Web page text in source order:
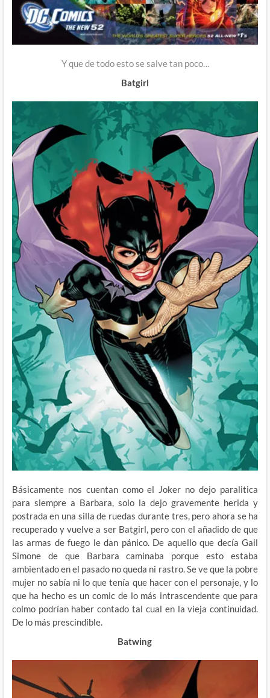
Y que de todo esto se salve tan poco…
Batgirl
Básicamente nos cuentan como el Joker no dejo paralitica
para siempre a Barbara, solo la dejo gravemente herida y
postrada en una silla de ruedas durante tres, pero ahora se ha
recuperado y vuelve a ser Batgirl, pero con el añadido de que
las armas de fuego le dan pánico. De aquello que decía Gail
Simone de que Barbara caminaba porque esto estaba
ambientado en el pasado no queda ni rastro. Se ve que la pobre
mujer no sabía ni lo que tenía que hacer con el personaje, y lo
que ha hecho es un comic de lo más intrascendente que para
colmo podrían haber contado tal cual en la vieja continuidad.
De lo más prescindible.
Batwing